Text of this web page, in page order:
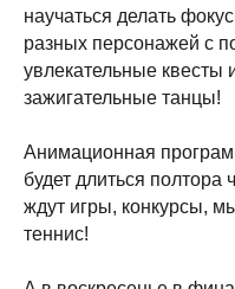
научаться делать
разных персонажей с
увлекательные квесты
зажигательные танцы!
Анимационная
будет длиться полтора
ждут игры, конкурсы,
теннис!